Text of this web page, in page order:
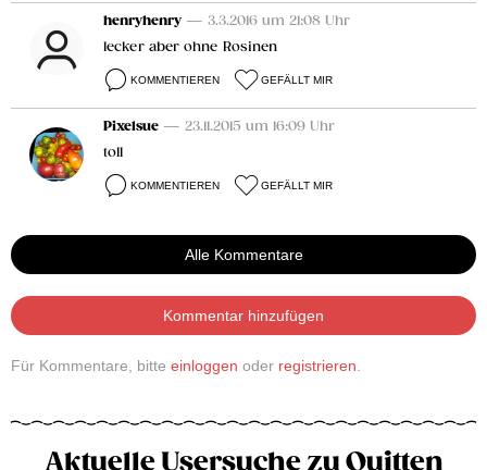
henryhenry — 3.3.2016 um 21:08 Uhr
lecker aber ohne Rosinen
KOMMENTIEREN GEFÄLLT MIR
Pixelsue — 23.11.2015 um 16:09 Uhr
toll
KOMMENTIEREN GEFÄLLT MIR
Alle Kommentare
Kommentar hinzufügen
Für Kommentare, bitte einloggen oder registrieren
Aktuelle Usersuche zu Quitten